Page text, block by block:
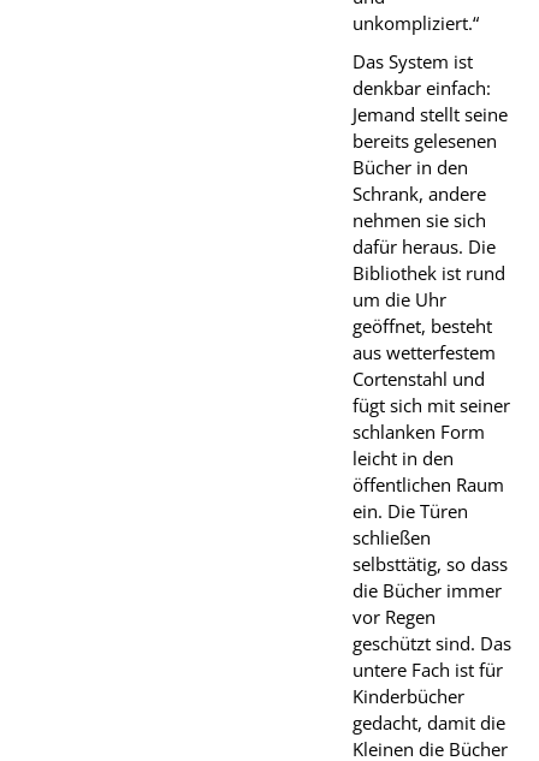
unkompliziert.“
Das System ist
denkbar einfach:
Jemand stellt seine
bereits gelesenen
Bücher in den
Schrank, andere
nehmen sie sich
dafür heraus. Die
Bibliothek ist rund
um die Uhr
geöffnet, besteht
aus wetterfestem
Cortenstahl und
fügt sich mit seiner
schlanken Form
leicht in den
öffentlichen Raum
ein. Die Türen
schließen
selbsttätig, so dass
die Bücher immer
vor Regen
geschützt sind. Das
untere Fach ist für
Kinderbücher
gedacht, damit die
Kleinen die Bücher